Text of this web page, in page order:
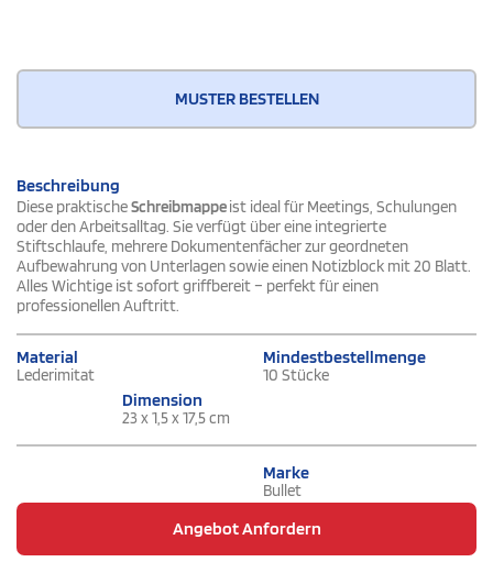
MUSTER BESTELLEN
Beschreibung
Diese praktischeSchreibmappeist ideal für Meetings, Schulungen
oder den Arbeitsalltag. Sie verfügt über eine integrierte
Stiftschlaufe, mehrere Dokumentenfächer zur geordneten
Aufbewahrung von Unterlagen sowie einen Notizblock mit 20 Blatt.
Alles Wichtige ist sofort griffbereit – perfekt für einen
professionellen Auftritt.
Material
Lederimitat
Mindestbestellmenge
10 Stücke
Dimension
23 x 1,5 x 17,5 cm
Marke
Bullet
Angebot Anfordern